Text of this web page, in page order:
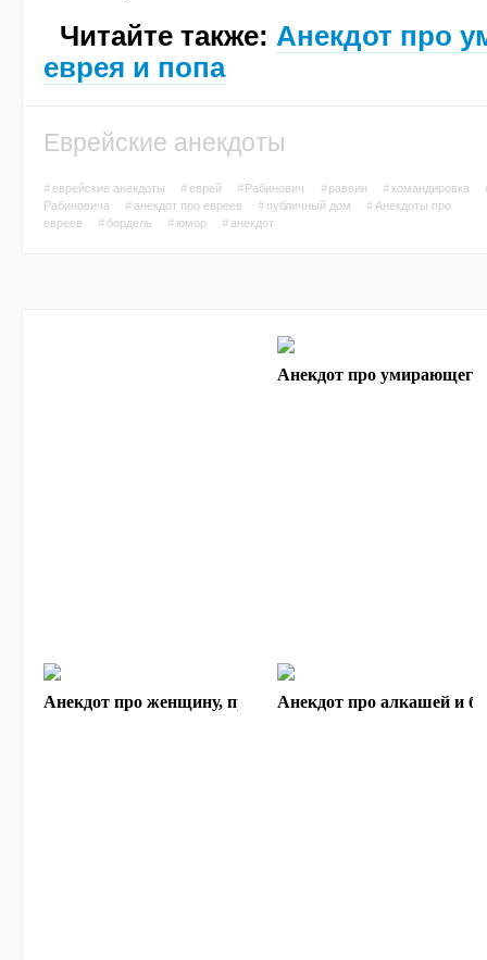
Читайте также: Анекдот про
еврея и попа
Еврейские анекдоты
#еврейские анекдоты #еврей #Рабинович # раввин # командировка
Рабиновича
#анекдот про евреев # публичный дом # Анекдоты про
евреев
# бордель # юмор #анекдот
Анекдот про умирающего
Анекдот про женщину, просившую совет у раввина
Анекдот про алкашей и